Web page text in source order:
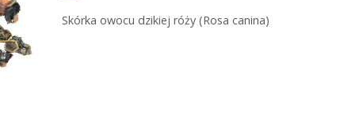
Skórka owocu dzikiej róży (Rosa canina)